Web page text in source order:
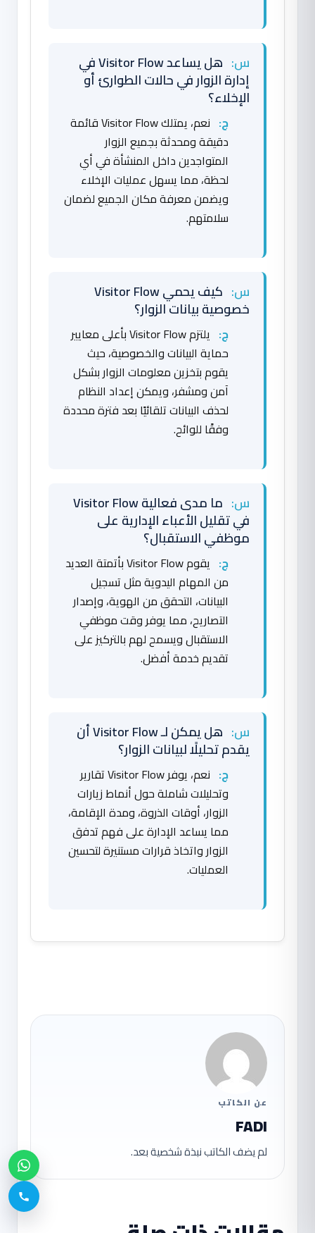
س: هل يساعد Visitor Flow في
إدارة الزوار في حالات الطوارئ أو
الإخلاء؟
ج:
نعم، يمتلك Visitor Flow قائمة
دقيقة ومحدثة بجميع الزوار
المتواجدين داخل المنشأة في أي
لحظة، مما يسهل عمليات الإخلاء
ويضمن معرفة مكان الجميع لضمان
سلامتهم.
س: كيف يحمي Visitor Flow
خصوصية بيانات الزوار؟
ج:
يلتزم Visitor Flow بأعلى معايير
حماية البيانات والخصوصية، حيث
يقوم بتخزين معلومات الزوار بشكل
آمن ومشفر، ويمكن إعداد النظام
لحذف البيانات تلقائيًا بعد فترة محددة
وفقًا للوائح.
س: ما مدى فعالية Visitor Flow
في تقليل الأعباء الإدارية على
موظفي الاستقبال؟
ج:
يقوم Visitor Flow بأتمتة العديد
من المهام اليدوية مثل تسجيل
البيانات، التحقق من الهوية، وإصدار
التصاريح، مما يوفر وقت موظفي
الاستقبال ويسمح لهم بالتركيز على
تقديم خدمة أفضل.
س: هل يمكن لـ Visitor Flow أن
يقدم تحليلًا لبيانات الزوار؟
ج:
نعم، يوفر Visitor Flow تقارير
وتحليلات شاملة حول أنماط زيارات
الزوار، أوقات الذروة، ومدة الإقامة،
مما يساعد الإدارة على فهم تدفق
الزوار واتخاذ قرارات مستنيرة لتحسين
العمليات.
عن الكاتب
FADI
لم يضف الكاتب نبذة شخصية بعد.